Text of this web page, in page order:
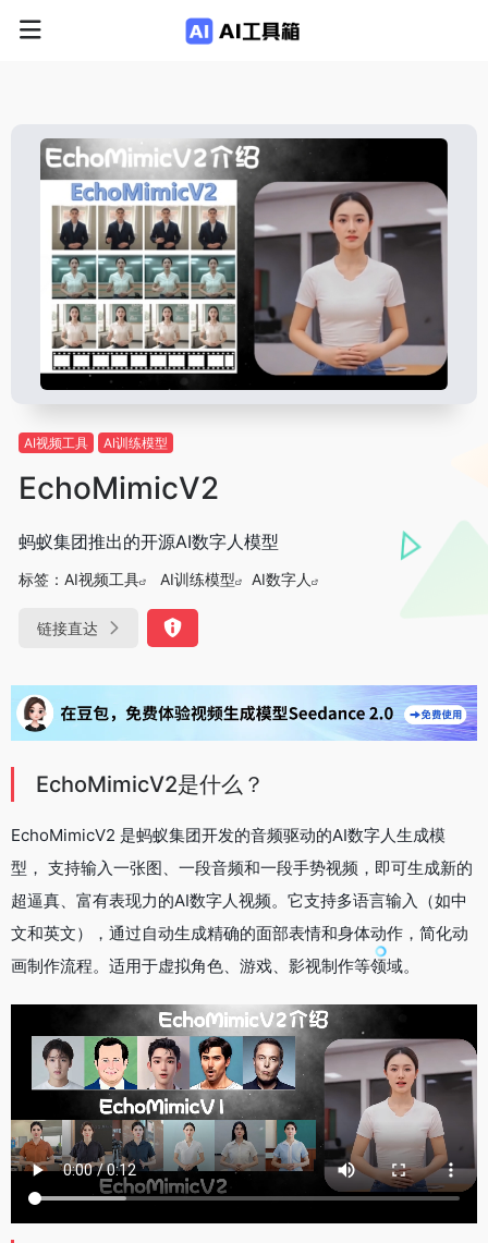
AI视频工具 AI训练模型
EchoMimicV2
蚂蚁集团推出的开源AI数字人模型
标签： AI视频工具 AI训练模型 AI数字人
链接直达
EchoMimicV2是什么？
EchoMimicV2 是蚂蚁集团开发的音频驱动的AI数字人生成模
型， 支持输入一张图、一段音频和一段手势视频，即可生成新的
超逼真、富有表现力的AI数字人视频。它支持多语言输入（如中
文和英文），通过自动生成精确的面部表情和身体动作，简化动
画制作流程。适用于虚拟角色、游戏、影视制作等领域。